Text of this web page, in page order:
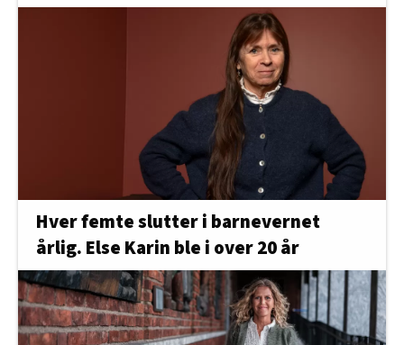
Hver femte slutter i barnevernet
årlig. Else Karin ble i over 20 år